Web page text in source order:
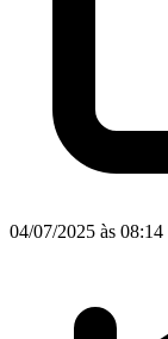
04/07/2025 às 08:14